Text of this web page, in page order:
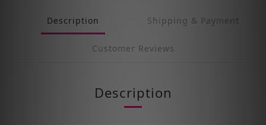
Description Shipping & Payment
Customer Reviews
Description